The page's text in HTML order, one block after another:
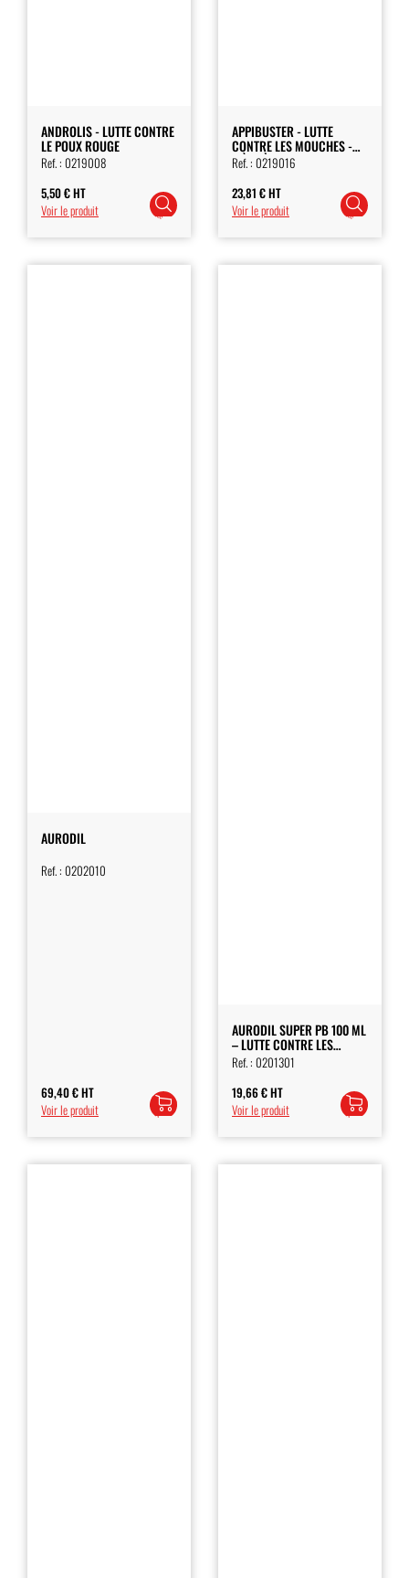
ANDROLIS - LUTTE CONTRE
LE POUX ROUGE
Ref. : 0219008
5,50€HT
Voir le produit
Choix
des
APPIBUSTER - LUTTE
CONTRE LES MOUCHES -
PIÈGE À MOUCHES
Ref. : 0219016
23,81 €HT
Voir le produit
Choix
des
AURODIL
Ref. : 0202010
69,40€HT
Voir le produit
Ajouter
au
AURODIL SUPER PB 100 ML
– LUTTE CONTRE LES
INSECTES
Ref. : 0201301
19,66€HT
Voir le produit
Ajouter
au